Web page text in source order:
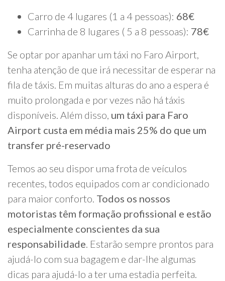
Carro de 4 lugares (1 a 4 pessoas): 68€
Carrinha de 8 lugares ( 5 a 8 pessoas): 78€
Se optar por apanhar um táxi no Faro Airport,
tenha atenção de que irá necessitar de esperar na
fila de táxis. Em muitas alturas do ano a espera é
muito prolongada e por vezes não há táxis
disponíveis. Além disso, um táxi para Faro
Airport custa em média mais 25% do que um
transfer pré-reservado
Temos ao seu dispor uma frota de veículos
recentes, todos equipados com ar condicionado
para maior conforto. Todos os nossos
motoristas têm formação profissional e estão
especialmente conscientes da sua
responsabilidade. Estarão sempre prontos para
ajudá-lo com sua bagagem e dar-lhe algumas
dicas para ajudá-lo a ter uma estadia perfeita.